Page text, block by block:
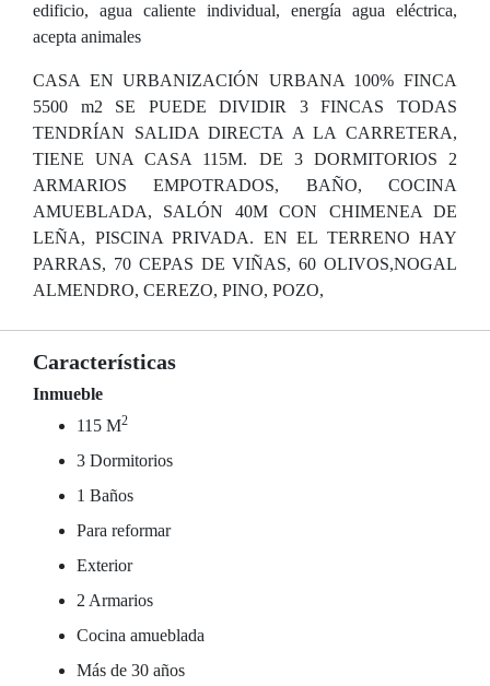
edificio, agua caliente individual, energía agua eléctrica,
acepta animales
CASA EN URBANIZACIÓN URBANA 100% FINCA
5500 m2 SE PUEDE DIVIDIR 3 FINCAS TODAS
TENDRÍAN SALIDA DIRECTA A LA CARRETERA,
TIENE UNA CASA 115M. DE 3 DORMITORIOS 2
ARMARIOS EMPOTRADOS, BAÑO, COCINA
AMUEBLADA, SALÓN 40M CON CHIMENEA DE
LEÑA, PISCINA PRIVADA. EN EL TERRENO HAY
PARRAS, 70 CEPAS DE VIÑAS, 60 OLIVOS,NOGAL
ALMENDRO, CEREZO, PINO, POZO,
Características
Inmueble
115 M2
3 Dormitorios
1 Baños
Para reformar
Exterior
2 Armarios
Cocina amueblada
Más de 30 años